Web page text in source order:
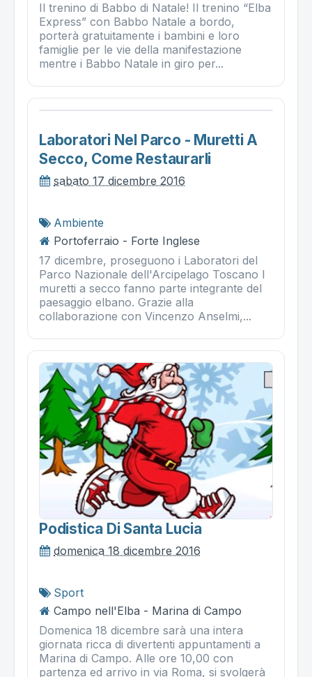
Il trenino di Babbo di Natale! Il trenino “Elba
Express” con Babbo Natale a bordo,
porterà gratuitamente i bambini e loro
famiglie per le vie della manifestazione
mentre i Babbo Natale in giro per...
Laboratori Nel Parco - Muretti A
Secco, Come Restaurarli
sabato 17 dicembre 2016
Ambiente
Portoferraio - Forte Inglese
17 dicembre, proseguono i Laboratori del
Parco Nazionale dell'Arcipelago Toscano I
muretti a secco fanno parte integrante del
paesaggio elbano. Grazie alla
collaborazione con Vincenzo Anselmi,...
Podistica Di Santa Lucia
domenica 18 dicembre 2016
Sport
Campo nell'Elba - Marina di Campo
Domenica 18 dicembre sarà una intera
giornata ricca di divertenti appuntamenti a
Marina di Campo. Alle ore 10,00 con
partenza ed arrivo in via Roma, si svolgerà